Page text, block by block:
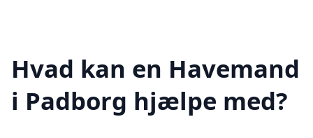
Hvad kan en Havemand
i Padborg hjælpe med?